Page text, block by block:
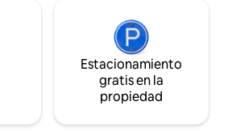
una sensación de
la ciudad. ▪️
con diseño
privado y
de noche
Estacionamiento
gratis en la
propiedad